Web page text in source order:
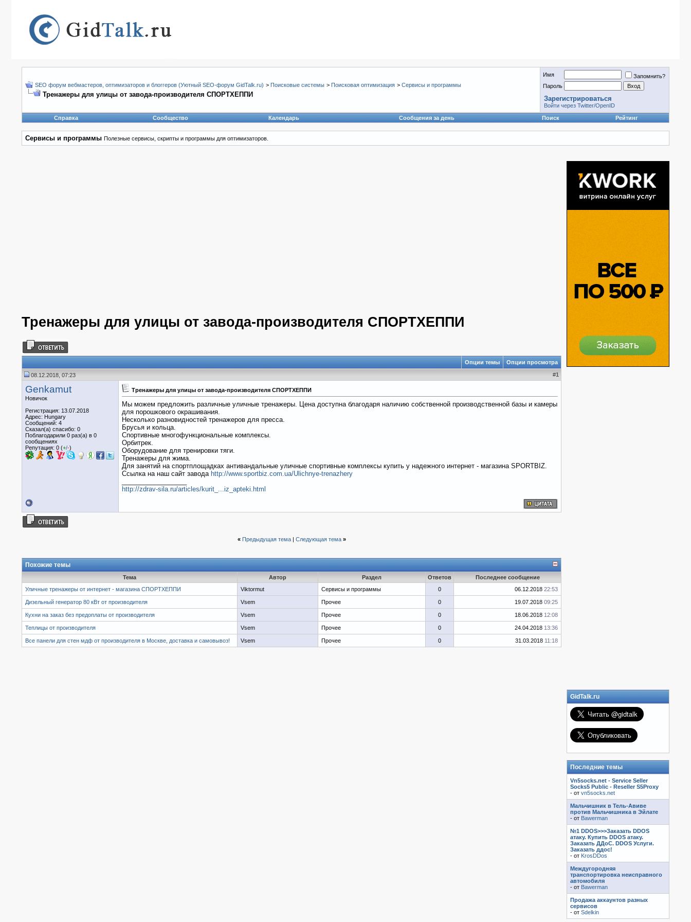
SEO форум вебмастеров, оптимизаторов и блоггеров (Уютный SEO-форум GidTalk.ru) > Поисковые системы > Поисковая оптимизация > Сервисы и программы
Тренажеры для улицы от завода-производителя СПОРТХЕППИ
Имя
Запомнить?
Пароль
Зарегистрироваться
Войти через Twitter/OpenID
Справка
Сообщество Календарь Сообщения за день Поиск Рейтинг
Сервисы и программы Полезные сервисы, скрипты и программы для оптимизаторов.
Тренажеры для улицы от завода-производителя СПОРТХЕППИ
Опции темы Опции просмотра
08.12.2018, 07:23 #1
Genkamut
Новичок
Регистрация: 13.07.2018
Адрес: Hungary
Сообщений: 4
Сказал(а) спасибо: 0
Поблагодарили 0 раз(а) в 0
сообщениях
Репутация: 0 (+/-)
Тренажеры для улицы от завода-производителя СПОРТХЕППИ
Мы можем предложить различные уличные тренажеры. Цена доступна благодаря наличию собственной производственной базы и камеры
для порошкового окрашивания.
Несколько разновидностей тренажеров для пресса.
Брусья и кольца.
Спортивные многофункциональные комплексы.
Орбитрек.
Оборудование для тренировки тяги.
Тренажеры для жима.
Для занятий на спортплощадках антивандальные уличные спортивные комплексы купить у надежного интернет - магазина SPORTBIZ.
Ссылка на наш сайт завода http://www.sportbiz.com.ua/Ulichnye-trenazhery
http://zdrav-sila.ru/articles/kurit_...iz_apteki.html
« Предыдущая тема| Следующая тема »
Похожие темы
Тема Автор Раздел Ответов
Последнее сообщение
Уличные тренажеры от интернет - магазина СПОРТХЕППИ
Viktormut Сервисы и программы 0 06.12.2018 22:53
Дизельный генератор 80 кВт от производителя Vsem Прочее 0 19.07.2018 09:25
Кухни на заказ без предоплаты от производителя Vsem Прочее 0 18.06.2018 12:08
Теплицы от производителя Vsem Прочее 0 24.04.2018 13:36
Все панели для стен мдф от производителя в Москве, доставка и самовывоз! Vsem Прочее 0 31.03.2018 11:18
GidTalk.ru
Последние темы
Vn5socks.net - Service Seller
Socks5 Public - Reseller S5Proxy
- от vn5socks.net
Мальчишник в Тель-Авиве
против Мальчишника в Эйлате
- от Bawerman
№1 DDOS>>>Заказать DDOS
атаку. Купить DDOS атаку.
Заказать ДДоС. DDOS Услуги.
Заказать ддос!
- от KrosDDos
Междугородняя
транспортировка неисправного
автомобиля
- от Bawerman
Продажа аккаунтов разных
сервисов
- от Sdelkin